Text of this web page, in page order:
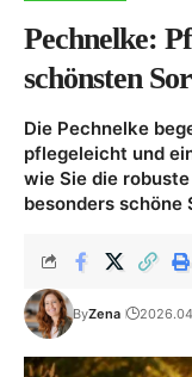
Pechnelke:
schönsten
Die Pechnelke
pflegeleicht und
wie Sie die
besonders schöne
ByZena